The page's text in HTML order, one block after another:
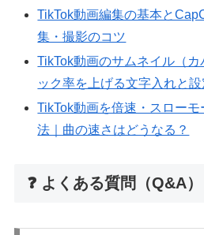
TikTok動画編集の基本と
集・撮影のコツ
TikTok動画のサムネイル（
ック率を上げる文字入れと
TikTok動画を倍速・スロー
法｜曲の速さはどうなる？
❓ よくある質問（Q&A）